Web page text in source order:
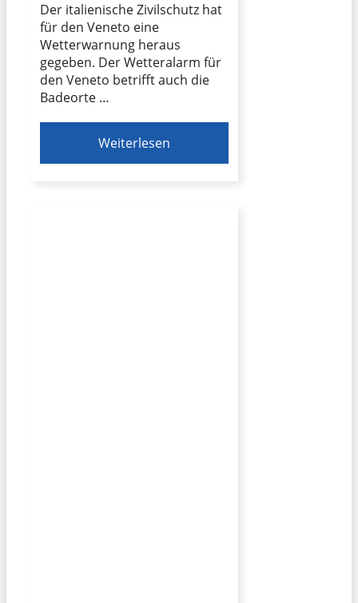
Der italienische Zivilschutz hat
für den Veneto eine
Wetterwarnung heraus
gegeben. Der Wetteralarm für
den Veneto betrifft auch die
Badeorte …
Weiterlesen